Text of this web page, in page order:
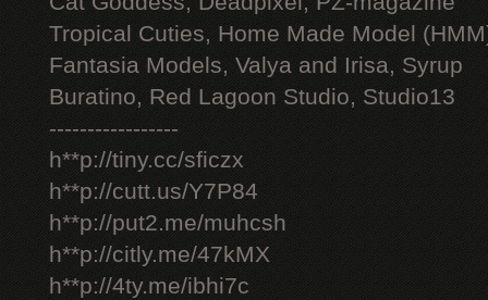
Tropical Cuties, Home Made Model
Fantasia Models, Valya and Irisa, Syrup
Buratino, Red Lagoon Studio, Studio13
-----------------
h**p://tiny.cc/sficzx
h**p://cutt.us/Y7P84
h**p://put2.me/muhcsh
h**p://citly.me/47kMX
h**p://4ty.me/ibhi7c